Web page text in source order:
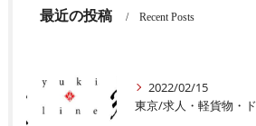
最近の投稿 Recent Posts
2022/02/15